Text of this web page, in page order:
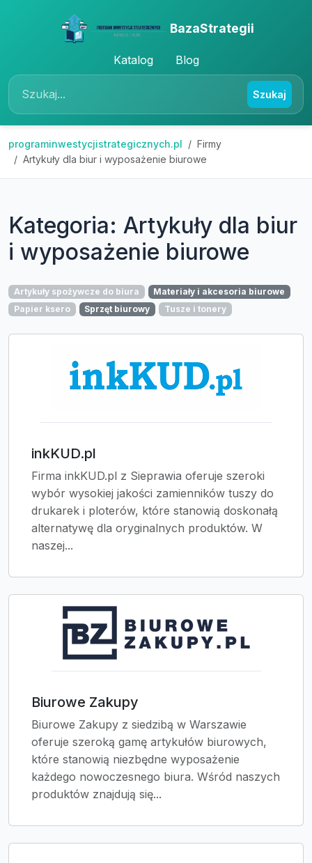
BazaStrategii
Katalog Blog
Szukaj
programinwestycjistrategicznych.pl
Firmy
Artykuły dla biur i wyposażenie biurowe
Kategoria: Artykuły dla biur
i wyposażenie biurowe
Artykuły spożywcze do biura
Materiały i akcesoria biurowe
Papier ksero
Sprzęt biurowy Tusze i tonery
inkKUD.pl
Firma inkKUD.pl z Sieprawia oferuje szeroki
wybór wysokiej jakości zamienników tuszy do
drukarek i ploterów, które stanowią doskonałą
alternatywę dla oryginalnych produktów. W
naszej...
Biurowe Zakupy
Biurowe Zakupy z siedzibą w Warszawie
oferuje szeroką gamę artykułów biurowych,
które stanowią niezbędne wyposażenie
każdego nowoczesnego biura. Wśród naszych
produktów znajdują się...